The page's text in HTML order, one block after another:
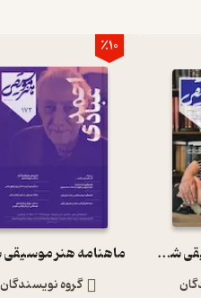
ماهنامه هنر موسیقی شماره 170
٪10
گروه نویسندگان